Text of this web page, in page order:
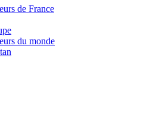
de France
du monde